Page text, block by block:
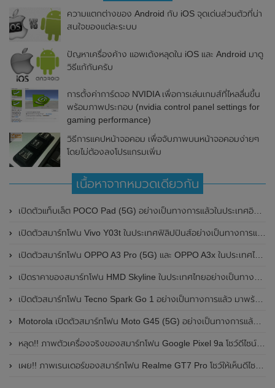
ความแตกต่างของ Android กับ iOS จุดเด่นส่วนตัวที่น่า
สนใจของแต่ละระบบ
ปัญหาเครื่องค้าง แอพเด้งหลุดใน iOS และ Android มาดู
วิธีแก้กันครับ
การตั้งค่าการ์ดจอ NVIDIA เพื่อการเล่นเกมส์ที่ไหลลื่นขึ้น
พร้อมภาพประกอบ (nvidia control panel settings for
gaming performance)
วิธีการแคปหน้าจอคอม เพื่อจับภาพบนหน้าจอคอมง่ายๆ
โดยไม่ต้องลงโปรแกรมเพิ่ม
เนื้อหาจากหมวดเดียวกัน
เปิดตัวแท็บเล็ต POCO Pad (5G) อย่างเป็นทางการแล้วในประเทศอินเดีย มาพร้อมชิปเซ็ต Snapdragon 7s Gen 2 ของ Qualcomm และรองรับเครือข่าย 5G
เปิดตัวสมาร์ทโฟน Vivo Y03t ในประเทศฟิลิปปินส์อย่างเป็นทางการแล้ว มาพร้อมชิปเซ็ต Unisoc T612 , กล้องหลัง ความละเอียด 13MP , แบตเตอรี่ 5,000mAh และหน้าจอแสดงผล LCD / 90Hz
เปิดตัวสมาร์ทโฟน OPPO A3 Pro (5G) และ OPPO A3x ในประเทศไทยอย่างเป็นทางการแล้ว ในราคาเริ่มต้นเพียง 3,999 บาท
เปิดราคาของสมาร์ทโฟน HMD Skyline ในประเทศไทยอย่างเป็นทางการแล้ว ราคา 14,990 บาท
เปิดตัวสมาร์ทโฟน Tecno Spark Go 1 อย่างเป็นทางการแล้ว มาพร้อมหน้าจอแสดงผล LCD / 120Hz , แบตเตอรี่ 5,000mAh และใช้ชิปเซ็ต Unisoc
Motorola เปิดตัวสมาร์ทโฟน Moto G45 (5G) อย่างเป็นทางการแล้วในอินเดีย
หลุด!! ภาพตัวเครื่องจริงของสมาร์ทโฟน Google Pixel 9a โชว์ดีไซน์ใหม่ กล้องหลังแบนราบ ไม่มีกรอบของกล้องแล้ว
เผย!! ภาพเรนเดอร์ของสมาร์ทโฟน Realme GT7 Pro โชว์ให้เห็นดีไซน์ใหม่ พร้อมเผยรายละเอียดสเปกที่สำคัญบางส่วน